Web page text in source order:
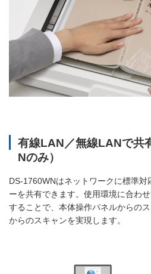
有線LAN／無線LANで共
Nのみ）
DS-1760WNはネットワークに標準対
ーを共有できます。使用環境に合わ
することで、本体操作パネルからの
からのスキャンを実現します。